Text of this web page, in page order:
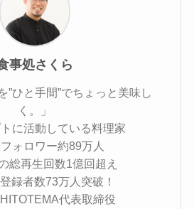
事処さくら
”ひと手間”でちょっと美味し
く。」
に活動している料理家
ォロワー約89万人
総再生回数1億回超え
録者数73万人突破！
代表取締役